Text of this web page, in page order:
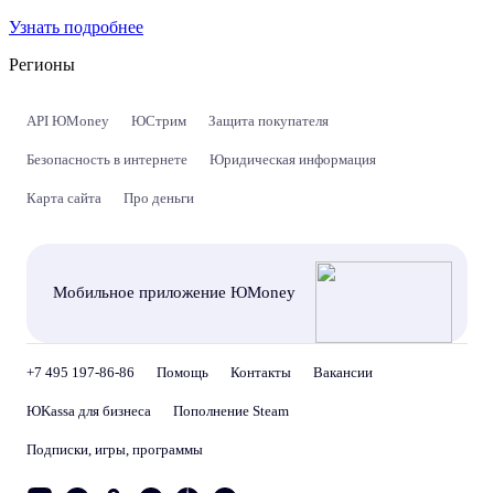
Узнать подробнее
Регионы
API ЮMoney ЮСтрим Защита покупателя
Безопасность в интернете Юридическая информация
Карта сайта Про деньги
Мобильное приложение ЮMoney
+7 495 197-86-86 Помощь Контакты Вакансии
ЮKassa для бизнеса Пополнение Steam
Подписки, игры, программы